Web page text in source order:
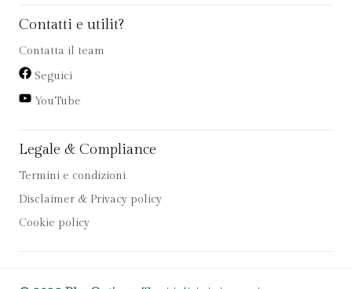
Contatti e utilit?
Contatta il team
Seguici
YouTube
Legale & Compliance
Termini e condizioni
Disclaimer & Privacy policy
Cookie policy